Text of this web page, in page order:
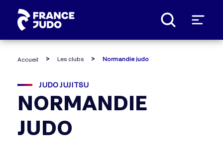
Accueil Les clubs Normandie judo
JUDO JUJITSU
NORMANDIE
JUDO